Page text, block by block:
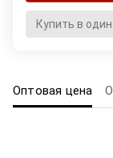
Купить в
Оптовая цена